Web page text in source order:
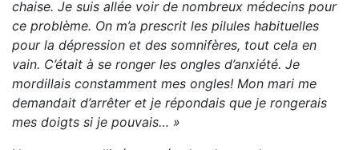
chaise. Je suis allée voir de nombreux médecins pour
ce problème. On m’a prescrit les pilules habituelles
pour la dépression et des somnifères, tout cela en
vain. C’était à se ronger les ongles d’anxiété. Je
mordillais constamment mes ongles! Mon mari me
demandait d’arrêter et je répondais que je rongerais
mes doigts si je pouvais… »